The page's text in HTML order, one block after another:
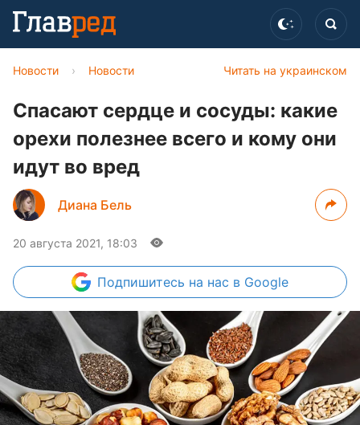
Читать на украинском
Новости › Новости
Спасают сердце и сосуды: какие
орехи полезнее всего и кому они
идут во вред
Диана Бель
20 августа 2021, 18:03
Подпишитесь на нас в Google